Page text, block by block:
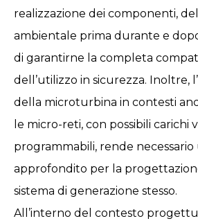
realizzazione dei componenti,
ambientale prima durante e
di garantirne la completa
dell’utilizzo in sicurezza. Inoltre,
della microturbina in contesti
le micro-reti, con possibili carichi
programmabili, rende
approfondito per la
sistema di generazione stesso.
All’interno del contesto